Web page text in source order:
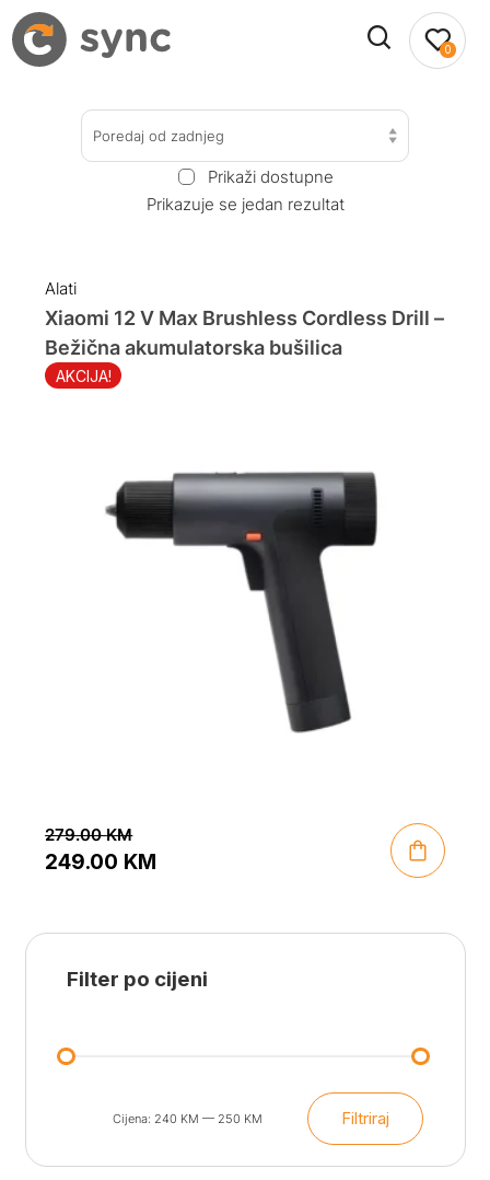
0
Poredaj od zadnjeg
Prikaži dostupne
Prikazuje se jedan rezultat
Alati
AKCIJA!
Xiaomi 12 V Max Brushless Cordless Drill –
Bežična akumulatorska bušilica
279.00KM
279.00 KM.
249.00 KM
249.00 KM.
Filter po cijeni
Min
cijena
Maks
cijena
Filtriraj
Cijena: 240 KM — 250 KM